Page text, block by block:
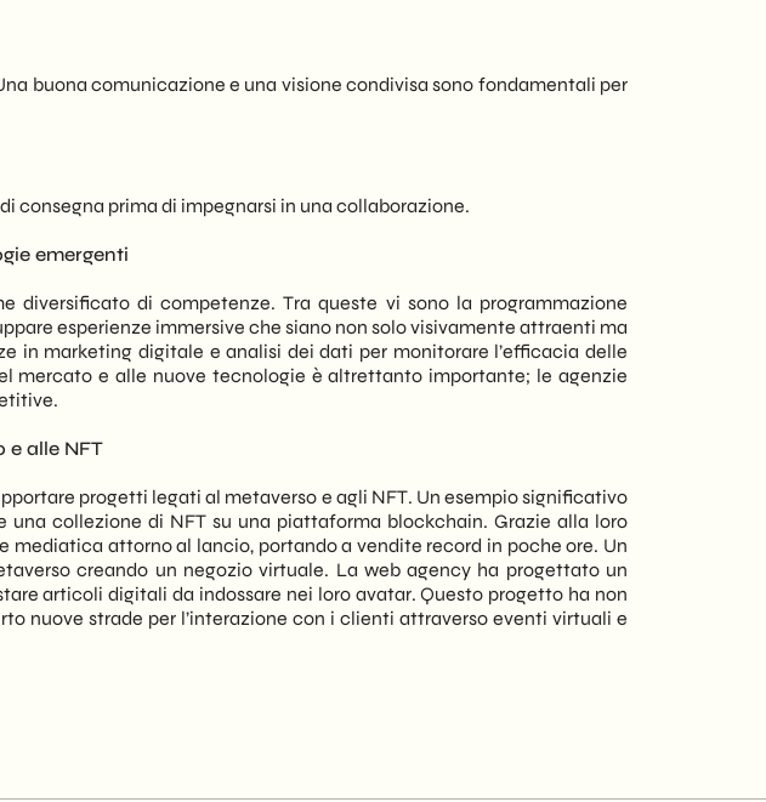
buona comunicazione e una visione condivisa sono fondamentali per
consegna prima di impegnarsi in una collaborazione.
emergenti
di competenze. Tra queste vi sono la programmazione
esperienze immersive che siano non solo visivamente attraenti ma
marketing digitale e analisi dei dati per monitorare l’efficacia delle
mercato e alle nuove tecnologie è altrettanto importante; le agenzie
e alle NFT
progetti legati al metaverso e agli NFT. Un esempio significativo
collezione di NFT su una piattaforma blockchain. Grazie alla loro
mediatica attorno al lancio, portando a vendite record in poche ore. Un
creando un negozio virtuale. La web agency ha progettato un
articoli digitali da indossare nei loro avatar. Questo progetto ha non
nuove strade per l’interazione con i clienti attraverso eventi virtuali e